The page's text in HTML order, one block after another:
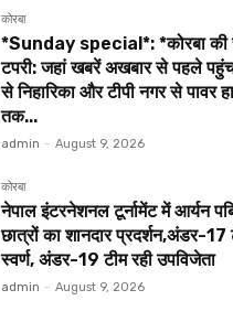
कोरबा
*Sunday special*: *कोरबा की
टपरी: जहां खबरें अखबार से पहले
से निहारिका और टीपी नगर से पावर
तक...
admin - August 9, 2026
कोरबा
नेपाल इंटरनेशनल टूर्नामेंट में आर्यन
छात्रों का शानदार प्रदर्शन,अंडर-17
स्वर्ण, अंडर-19 टीम रही उपविजेता
admin - August 9, 2026